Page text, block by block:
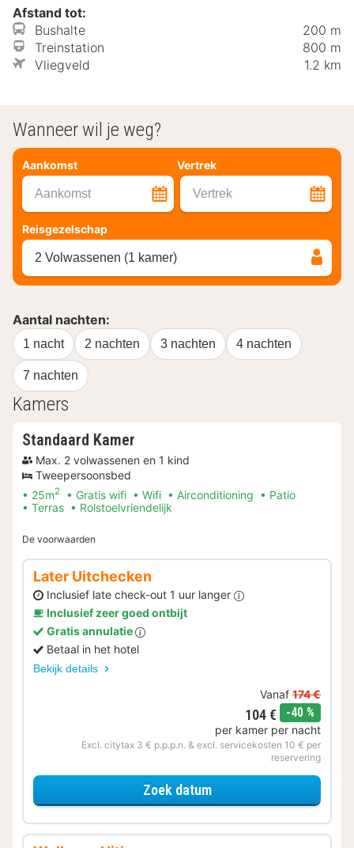
Afstand tot:
Bushalte
200 m
Treinstation
800 m
Vliegveld
1.2 km
Wanneer wil je weg?
Aankomst Vertrek
Aankomst Vertrek
Reisgezelschap
2 Volwassenen (1 kamer)
Aantal nachten:
1 nacht 2 nachten 3 nachten 4 nachten
7 nachten
Kamers
Standaard Kamer
Max. 2 volwassenen en 1 kind
Tweepersoonsbed
25m2 Gratis wifi Wifi Airconditioning
Patio
Terras
Rolstoelvriendelijk
De voorwaarden
Later Uitchecken
Inclusief late check-out 1 uur langer
Inclusief zeer goed ontbijt
Gratis annulatie
Betaal in het hotel
Bekijk details
Vanaf 174 €
104 € -40 %
per kamer per nacht
Excl. citytax 3 € p.p.p.n. & excl. servicekosten 10 € per
reservering
Zoek datumvoor Later Uitchecken